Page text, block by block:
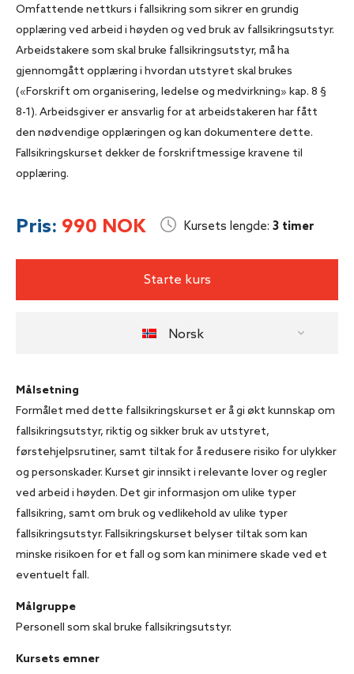
Omfattende nettkurs i fallsikring som sikrer en grundig
opplæring ved arbeid i høyden og ved bruk av fallsikringsutstyr.
Arbeidstakere som skal bruke fallsikringsutstyr, må ha
gjennomgått opplæring i hvordan utstyret skal brukes
(«Forskrift om organisering, ledelse og medvirkning» kap. 8 §
8-1). Arbeidsgiver er ansvarlig for at arbeidstakeren har fått
den nødvendige opplæringen og kan dokumentere dette.
Fallsikringskurset dekker de forskriftmessige kravene til
opplæring.
Pris: 990 NOK Kursets lengde: 3 timer
Starte kurs
Norsk
Målsetning
Formålet med dette fallsikringskurset er å gi økt kunnskap om
fallsikringsutstyr, riktig og sikker bruk av utstyret,
førstehjelpsrutiner, samt tiltak for å redusere risiko for ulykker
og personskader. Kurset gir innsikt i relevante lover og regler
ved arbeid i høyden. Det gir informasjon om ulike typer
fallsikring, samt om bruk og vedlikehold av ulike typer
fallsikringsutstyr. Fallsikringskurset belyser tiltak som kan
minske risikoen for et fall og som kan minimere skade ved et
eventuelt fall.
Målgruppe
Personell som skal bruke fallsikringsutstyr.
Kursets emner